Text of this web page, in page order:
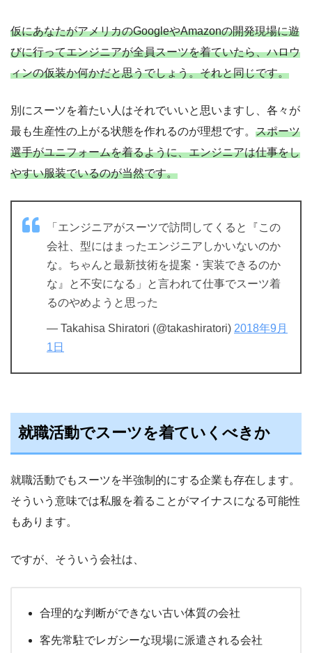
仮にあなたがアメリカのGoogleやAmazonの開発現場に遊
びに行ってエンジニアが全員スーツを着ていたら、ハロウ
ィンの仮装か何かだと思うでしょう。それと同じです。
別にスーツを着たい人はそれでいいと思いますし、各々が
最も生産性の上がる状態を作れるのが理想です。 スポーツ
選手がユニフォームを着るように、エンジニアは仕事をし
やすい服装でいるのが当然です。
「エンジニアがスーツで訪問してくると『この
会社、型にはまったエンジニアしかいないのか
な。ちゃんと最新技術を提案・実装できるのか
な』と不安になる」と言われて仕事でスーツ着
るのやめようと思った
— Takahisa Shiratori (@takashiratori) 2018年9月
1日
就職活動でスーツを着ていくべきか
就職活動でもスーツを半強制的にする企業も存在します。
そういう意味では私服を着ることがマイナスになる可能性
もあります。
ですが、そういう会社は、
合理的な判断ができない古い体質の会社
客先常駐でレガシーな現場に派遣される会社